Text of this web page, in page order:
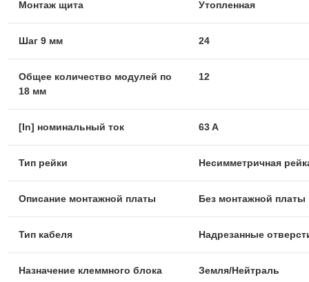
Монтаж щита Утопленная
Шаг 9 мм 24
Общее количество модулей по
18 мм
12
[In] номинальный ток 63 A
Тип рейки Несимметричная
Описание монтажной платы Без монтажной платы
Тип кабеля Надрезанные
Назначение клеммного блока Земля/Нейтраль